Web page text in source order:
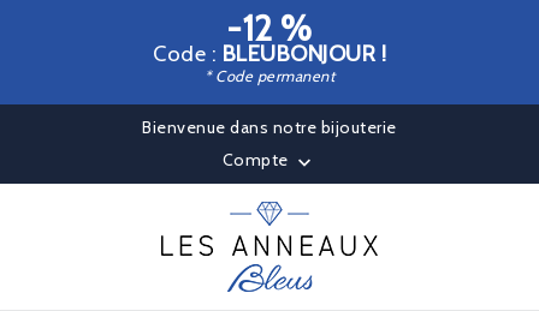
-12 %
Code : BLEUBONJOUR !
* Code permanent
Bienvenue dans notre bijouterie
Compte 